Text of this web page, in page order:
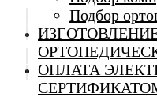
Подбор
ОПЛАТА